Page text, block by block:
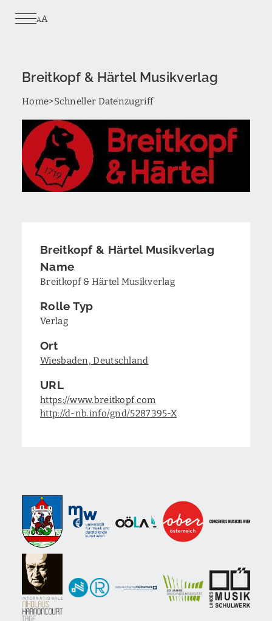
AA
Breitkopf & Härtel Musikverlag
Breadcrumb
Home Schneller Datenzugriff
Breitkopf & Härtel Musikverlag
Name
Breitkopf & Härtel Musikverlag
Rolle Typ
Verlag
Ort
Wiesbaden, Deutschland
URL
https://www.breitkopf.com
http://d-nb.info/gnd/5287395-X